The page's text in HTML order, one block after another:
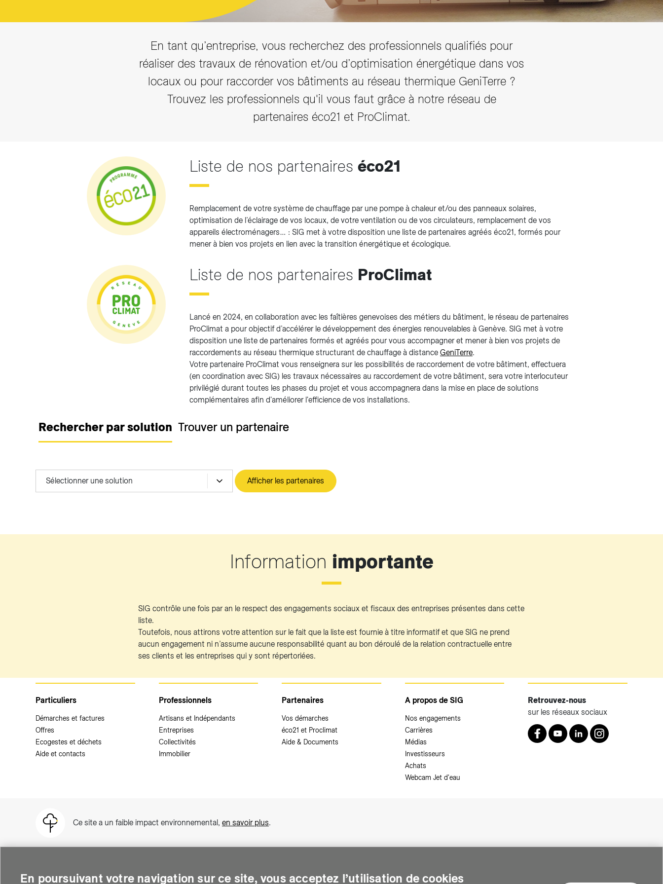
En poursuivant votre navigation sur ce site, vous acceptez l’utilisation de cookies
En tant qu’entreprise, vous recherchez des professionnels qualifiés pour
réaliser des travaux de rénovation et/ou d’optimisation énergétique dans vos
locaux ou pour raccorder vos bâtiments au réseau thermique GeniTerre ?
Trouvez les professionnels qu'il vous faut grâce à notre réseau de
partenaires éco21 et ProClimat.
Liste de nos partenaires éco21
Remplacement de votre système de chauffage par une pompe à chaleur et/ou des panneaux solaires,
optimisation de l’éclairage de vos locaux, de votre ventilation ou de vos circulateurs, remplacement de vos
appareils électroménagers… : SIG met à votre disposition une liste de partenaires agréés éco21, formés pour
mener à bien vos projets en lien avec la transition énergétique et écologique.
Liste de nos partenaires ProClimat
Lancé en 2024, en collaboration avec les faîtières genevoises des métiers du bâtiment, le réseau de partenaires
ProClimat a pour objectif d’accélérer le développement des énergies renouvelables à Genève. SIG met à votre
disposition une liste de partenaires formés et agréés pour vous accompagner et mener à bien vos projets de
raccordements au réseau thermique structurant de chauffage à distance GeniTerre.
Votre partenaire ProClimat vous renseignera sur les possibilités de raccordement de votre bâtiment, effectuera
(en coordination avec SIG) les travaux nécessaires au raccordement de votre bâtiment, sera votre interlocuteur
privilégié durant toutes les phases du projet et vous accompagnera dans la mise en place de solutions
complémentaires afin d'améliorer l'efficience de vos installations.
Rechercher par solution Trouver un partenaire
Sélectionner une solution Afficher les partenaires
Information importante
SIG contrôle une fois par an le respect des engagements sociaux et fiscaux des entreprises présentes dans cette
liste.
Toutefois, nous attirons votre attention sur le fait que la liste est fournie à titre informatif et que SIG ne prend
aucun engagement ni n’assume aucune responsabilité quant au bon déroulé de la relation contractuelle entre
ses clients et les entreprises qui y sont répertoriées.
Particuliers
Démarches et factures
Offres
Ecogestes et déchets
Aide et contacts
Professionnels
Artisans et Indépendants
Entreprises
Collectivités
Immobilier
Partenaires
Vos démarches
éco21 et Proclimat
Aide & Documents
A propos de SIG
Nos engagements
Carrières
Médias
Investisseurs
Achats
Webcam Jet d'eau
Retrouvez-nous
sur les réseaux sociaux
Retrouvez nous sur Facebook
YoutubeLinkedInInstagram
Ce site a un faible impact environnemental, en savoir plus.